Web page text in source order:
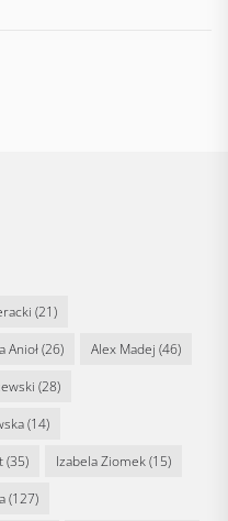
(21)
Anioł(26) Alex Madej (46)
(28)
(14)
(35) Izabela Ziomek(15)
(127)